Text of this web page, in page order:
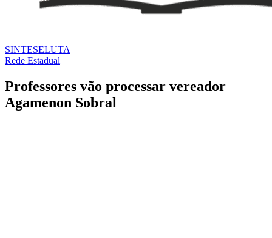
SINTESELUTA
Rede Estadual
Professores vão processar vereador
Agamenon Sobral